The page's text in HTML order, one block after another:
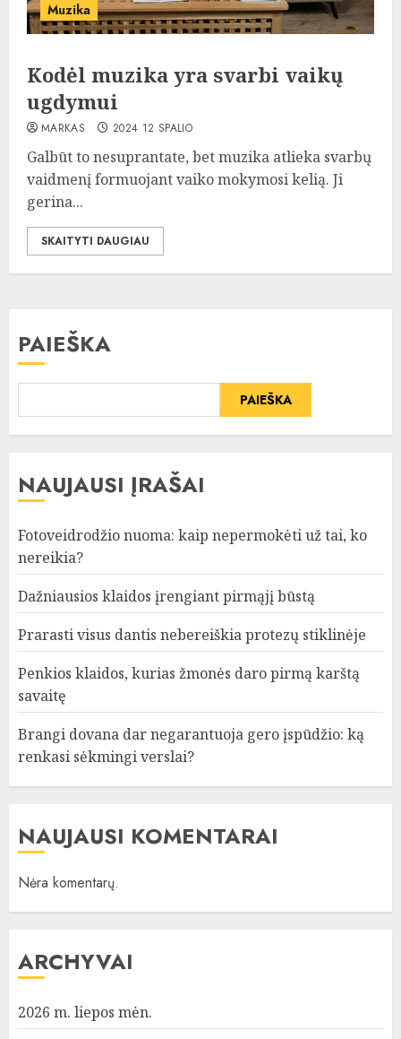
Muzika
Kodėl muzika yra svarbi vaikų
ugdymui
MARKAS 2024 12 SPALIO
Galbūt to nesuprantate, bet muzika atlieka svarbų
vaidmenį formuojant vaiko mokymosi kelią. Ji
gerina...
SKAITYTI DAUGIAU
PAIEŠKA
PAIEŠKA
NAUJAUSI ĮRAŠAI
Fotoveidrodžio nuoma: kaip nepermokėti už tai, ko
nereikia?
Dažniausios klaidos įrengiant pirmąjį būstą
Prarasti visus dantis nebereiškia protezų stiklinėje
Penkios klaidos, kurias žmonės daro pirmą karštą
savaitę
Brangi dovana dar negarantuoja gero įspūdžio: ką
renkasi sėkmingi verslai?
NAUJAUSI KOMENTARAI
Nėra komentarų.
ARCHYVAI
2026 m. liepos mėn.